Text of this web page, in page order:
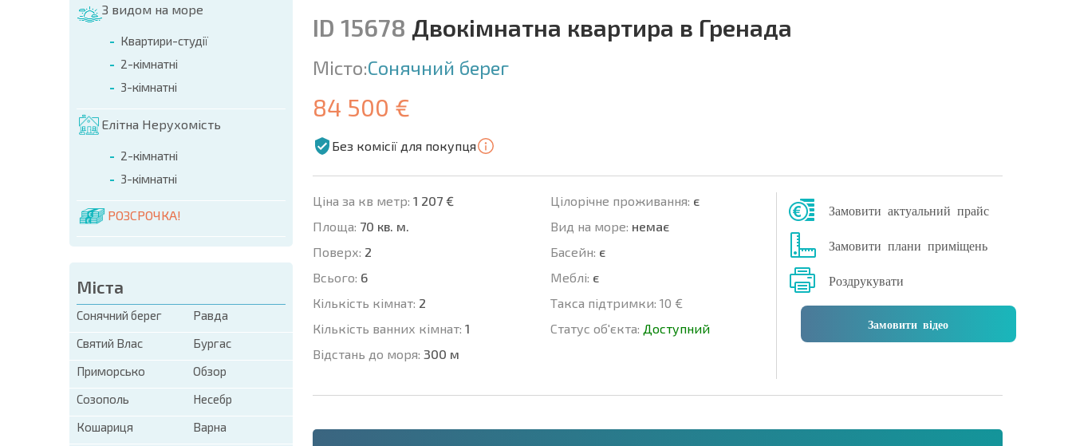
З видом на море
Квартири-студії
2-кімнатні
3-кімнатні
Елітна Нерухомість
2-кімнатні
3-кімнатні
РОЗСРОЧКА!
Міста
Сонячний берег
Равда
Святий Влас
Бургас
Приморсько
Обзор
Созополь
Несебр
Кошариця
Варна
ID 15678 Двокімнатна квартира в Гренада
Місто:Сонячний берег
84 500 €
Без комісії для покупця
Ціна за кв метр: 1 207 €
Площа: 70 кв. м.
Поверх: 2
Всього: 6
Кількість кімнат: 2
Кількість ванних кімнат: 1
Відстань до моря: 300 м
Цілорічне проживання: є
Вид на море: немає
Баcейн: є
Меблі: є
Такса підтримки: 10 €
Статус об'єкта: Доступний
Замовити актуальний прайс
Замовити плани приміщень
Роздрукувати
Замовити відео